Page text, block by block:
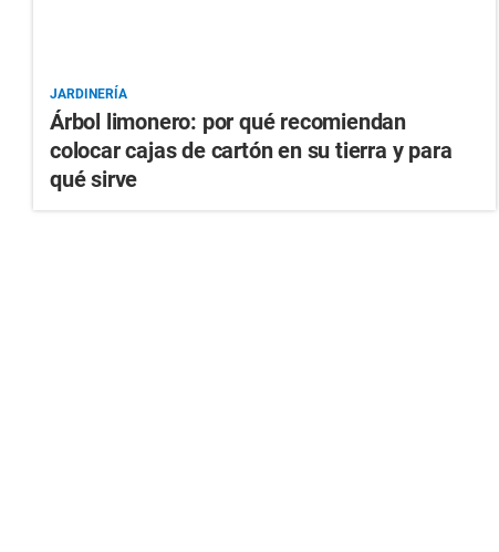
JARDINERÍA
Árbol limonero: por qué recomiendan
colocar cajas de cartón en su tierra y para
qué sirve